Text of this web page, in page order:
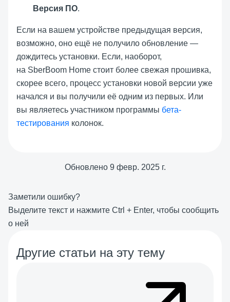
Версия ПО.
Если на вашем устройстве предыдущая версия,
возможно, оно ещё не получило обновление —
дождитесь установки. Если, наоборот,
на SberBoom Home стоит более свежая прошивка,
скорее всего, процесс установки новой версии уже
начался и вы получили её одним из первых. Или
вы являетесь участником программы бета-
тестирования колонок.
Обновлено 9 февр. 2025 г.
Заметили ошибку?
Выделите текст и нажмите Ctrl + Enter, чтобы сообщить
о ней
Другие статьи на эту тему